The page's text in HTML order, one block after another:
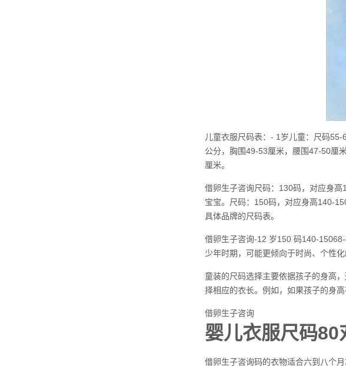
儿童衣服尺码表：- 1岁儿童：尺码
公分，胸围49-53厘米，腰围47-50厘
厘米。
借卵生子咨询尺码：130码，对应身
宝宝。尺码：150码，对应身高140-
具体品牌的尺码表。
借卵生子咨询-12 岁150 码140-
少年时期，可能更倾向于时尚、个性
童装的尺码选择主要依据孩子的身高
择相应的衣长。例如，如果孩子的身
借卵生子咨询
婴儿衣服尺码80
借卵生子咨询码的衣物适合六到八个